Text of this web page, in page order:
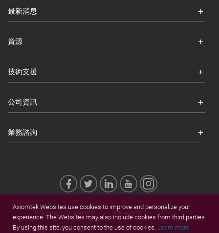
最新消息
資源
技術支援
公司資訊
業務諮詢
意見回饋 網站導覽 隱私權政策
商標 Cookies
Axiomtek Websites use cookies to improve and personalize your
experience. The Websites may also include cookies from third parties.
By using this site, you consent to the use of cookies. Learn more.